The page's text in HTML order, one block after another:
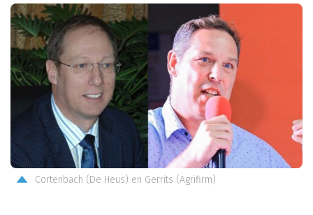
Cortenbach (De Heus) en Gerrits (Agrifirm)